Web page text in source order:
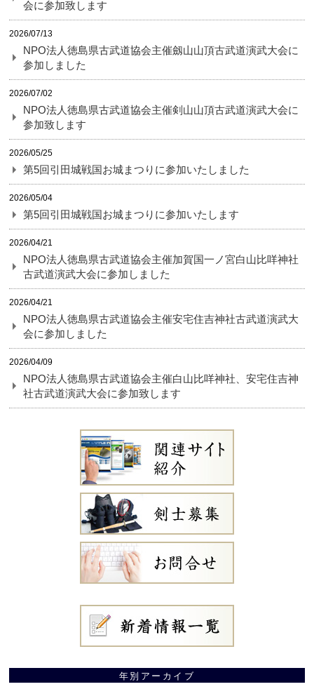
会に参加致します
2026/07/13
NPO法人徳島県古武道協会主催劔山山頂古武道演武大会に
参加しました
2026/07/02
NPO法人徳島県古武道協会主催剣山山頂古武道演武大会に
参加致します
2026/05/25
第5回引田城戦国お城まつりに参加いたしました
2026/05/04
第5回引田城戦国お城まつりに参加いたします
2026/04/21
NPO法人徳島県古武道協会主催加賀国一ノ宮白山比咩神社
古武道演武大会に参加しました
2026/04/21
NPO法人徳島県古武道協会主催安宅住吉神社古武道演武大
会に参加しました
2026/04/09
NPO法人徳島県古武道協会主催白山比咩神社、安宅住吉神
社古武道演武大会に参加致します
年別アーカイブ